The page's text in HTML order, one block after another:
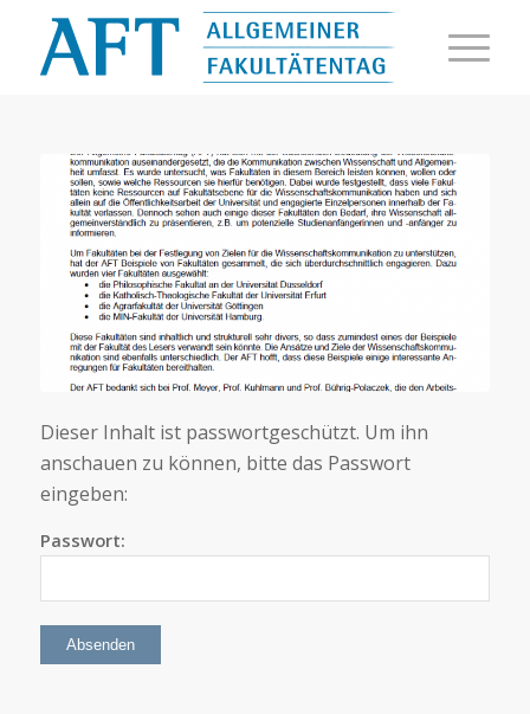
Dieser Inhalt ist passwortgeschützt. Um ihn
anschauen zu können, bitte das Passwort
eingeben:
Passwort: